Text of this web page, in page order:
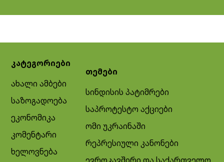
კატეგორიები
ახალი ამბები
საზოგადოება
ეკონომიკა
კომენტარი
ხელოვნება
თემები
სინდისის პატიმრები
საპროტესტო აქციები
ომი უკრაინაში
რეპრესიული კანონები
ევროკავშირი და საქართველო